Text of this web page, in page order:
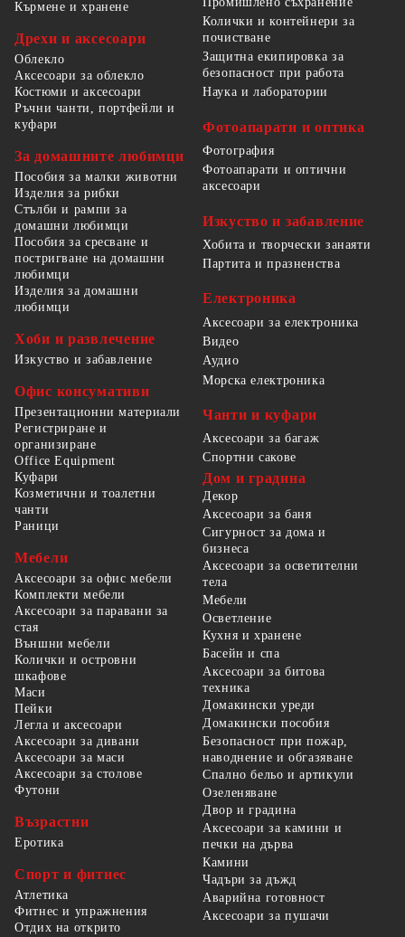
Кърмене и хранене
Дрехи и аксесоари
Облекло
Аксесоари за облекло
Костюми и аксесоари
Ръчни чанти, портфейли и
куфари
За домашните любимци
Пособия за малки животни
Изделия за рибки
Стълби и рампи за
домашни любимци
Пособия за сресване и
постригване на домашни
любимци
Изделия за домашни
любимци
Хоби и развлечение
Изкуство и забавление
Офис консумативи
Презентационни материали
Регистриране и
организиране
Office Equipment
Колички и контейнери за
почистване
Защитна екипировка за
безопасност при работа
Наука и лаборатории
Фотоапарати и оптика
Фотография
Фотоапарати и оптични
аксесоари
Изкуство и забавление
Хобита и творчески занаяти
Партита и празненства
Електроника
Аксесоари за електроника
Видео
Аудио
Морска електроника
Чанти и куфари
Аксесоари за багаж
Спортни сакове
Куфари
Козметични и тоалетни
чанти
Раници
Мебели
Аксесоари за офис мебели
Комплекти мебели
Аксесоари за паравани за
стая
Външни мебели
Колички и островни
шкафове
Маси
Пейки
Легла и аксесоари
Аксесоари за дивани
Аксесоари за маси
Аксесоари за столове
Футони
Възрастни
Еротика
Спорт и фитнес
Атлетика
Фитнес и упражнения
Отдих на открито
Дом и градина
Декор
Аксесоари за баня
Сигурност за дома и
бизнеса
Аксесоари за осветителни
тела
Мебели
Осветление
Кухня и хранене
Басейн и спа
Аксесоари за битова
техника
Домакински уреди
Домакински пособия
Безопасност при пожар,
наводнение и обгазяване
Спално бельо и артикули
Озеленяване
Двор и градина
Аксесоари за камини и
печки на дърва
Камини
Чадъри за дъжд
Аварийна готовност
Аксесоари за пушачи